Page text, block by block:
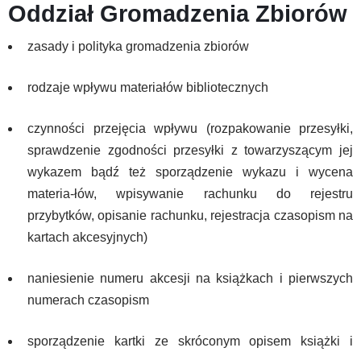
Oddział Gromadzenia Zbiorów
zasady i polityka gromadzenia zbiorów
rodzaje wpływu materiałów bibliotecznych
czynności przejęcia wpływu (rozpakowanie przesyłki,
sprawdzenie zgodności przesyłki z towarzyszącym jej
wykazem bądź też sporządzenie wykazu i wycena
materia-łów, wpisywanie rachunku do rejestru
przybytków, opisanie rachunku, rejestracja czasopism na
kartach akcesyjnych)
naniesienie numeru akcesji na książkach i pierwszych
numerach czasopism
sporządzenie kartki ze skróconym opisem książki i